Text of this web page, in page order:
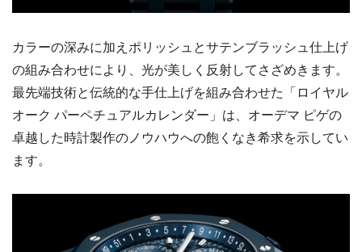
カラーの深みに加えポリッシュとサテンブラッシュ仕上げ
の組み合わせにより、光が美しく反射してさざめきます。
最先端技術と伝統的な手仕上げを組み合わせた「ロイヤル
オーク パーペチュアルカレンダー」は、オーデマ ピゲの
卓越した時計製作のノウハウへの飽くなき希求を示してい
ます。